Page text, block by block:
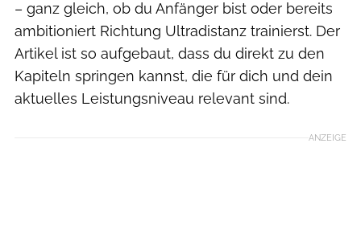
– ganz gleich, ob du Anfänger bist oder bereits
ambitioniert Richtung Ultradistanz trainierst. Der
Artikel ist so aufgebaut, dass du direkt zu den
Kapiteln springen kannst, die für dich und dein
aktuelles Leistungsniveau relevant sind.
ANZEIGE